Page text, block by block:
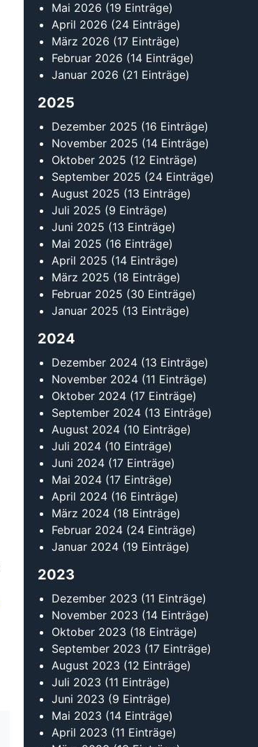
Mai 2026 (19 Einträge)
April 2026 (24 Einträge)
März 2026 (17 Einträge)
Februar 2026 (14 Einträge)
Januar 2026 (21 Einträge)
2025
Dezember 2025 (16 Einträge)
November 2025 (14 Einträge)
Oktober 2025 (12 Einträge)
September 2025 (24 Einträge)
August 2025 (13 Einträge)
Juli 2025 (9 Einträge)
Juni 2025 (13 Einträge)
Mai 2025 (16 Einträge)
April 2025 (14 Einträge)
März 2025 (18 Einträge)
Februar 2025 (30 Einträge)
Januar 2025 (13 Einträge)
2024
Dezember 2024 (13 Einträge)
November 2024 (11 Einträge)
Oktober 2024 (17 Einträge)
September 2024 (13 Einträge)
August 2024 (10 Einträge)
Juli 2024 (10 Einträge)
Juni 2024 (17 Einträge)
Mai 2024 (17 Einträge)
April 2024 (16 Einträge)
März 2024 (18 Einträge)
Februar 2024 (24 Einträge)
Januar 2024 (19 Einträge)
2023
Dezember 2023 (11 Einträge)
November 2023 (14 Einträge)
Oktober 2023 (18 Einträge)
September 2023 (17 Einträge)
August 2023 (12 Einträge)
Juli 2023 (11 Einträge)
Juni 2023 (9 Einträge)
Mai 2023 (14 Einträge)
April 2023 (11 Einträge)